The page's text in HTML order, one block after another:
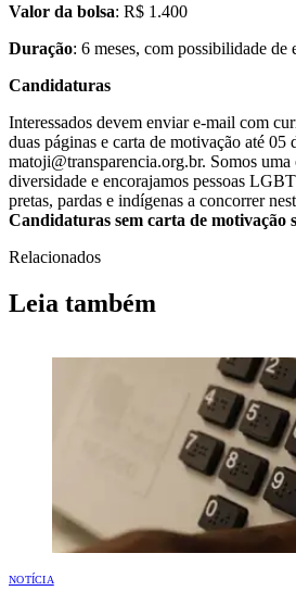
Valor da bolsa: R$ 1.400
Duração: 6 meses, com possibilidade de
Candidaturas
Interessados devem enviar e-mail com
duas páginas e carta de motivação até 05
matoji@transparencia.org.br. Somos uma
diversidade e encorajamos pessoas
pretas, pardas e indígenas a concorrer
Candidaturas sem carta de motivação
Relacionados
Leia também
NOTÍCIA